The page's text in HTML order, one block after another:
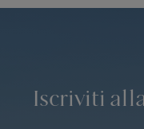
Iscriviti